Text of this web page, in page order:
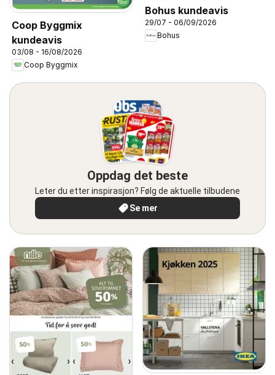
Coop Byggmix
kundeavis
03/08 - 16/08/2026
Coop Byggmix
Bohus kundeavis
29/07 - 06/09/2026
Bohus
Oppdag det beste
Leter du etter inspirasjon? Følg de aktuelle tilbudene
Se mer